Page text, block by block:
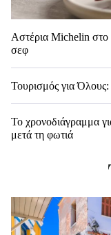
Αστέρια Michelin στο
σεφ
Τουρισμός για
Το χρονοδιάγραμμα
μετά τη φωτιά